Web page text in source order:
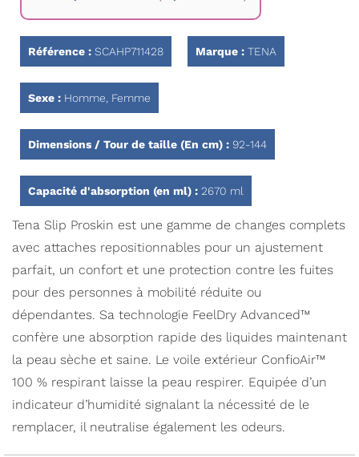
Galerie
Référence : SCAHP711428 Marque : TENA
Sexe : Homme, Femme
Dimensions / Tour de taille (En cm) : 92-144
Capacité d'absorption (en ml) : 2670 ml
Tena Slip Proskin est une gamme de changes complets
avec attaches repositionnables pour un ajustement
parfait, un confort et une protection contre les fuites
pour des personnes à mobilité réduite ou
dépendantes. Sa technologie FeelDry Advanced™
confère une absorption rapide des liquides maintenant
la peau sèche et saine. Le voile extérieur ConfioAir™
100 % respirant laisse la peau respirer. Equipée d’un
indicateur d’humidité signalant la nécessité de le
remplacer, il neutralise également les odeurs.